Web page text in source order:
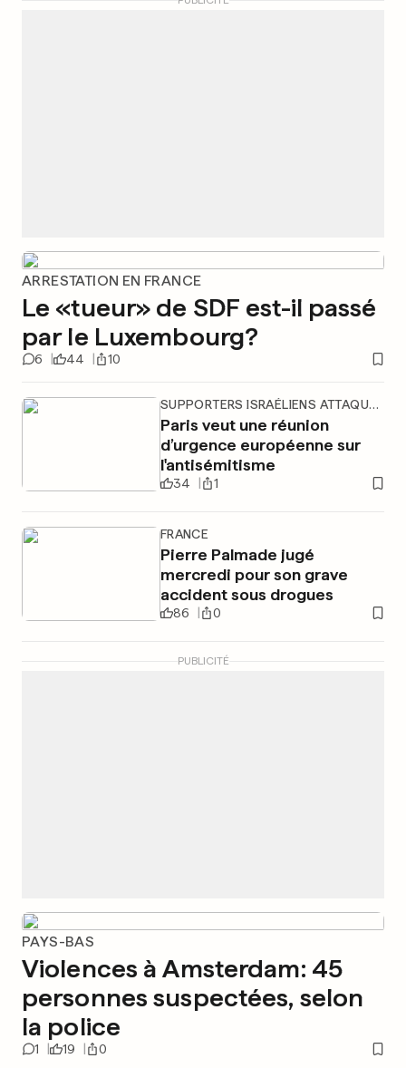
ARRESTATION EN FRANCE
Le «tueur» de SDF est-il passé
par le Luxembourg?
6 44 10
SUPPORTERS ISRAÉLIENS ATTAQUÉS
Paris veut une réunion
d’urgence européenne sur
l'antisémitisme
34 1
FRANCE
Pierre Palmade jugé
mercredi pour son grave
accident sous drogues
86 0
PUBLICITÉ
PAYS-BAS
Violences à Amsterdam: 45
personnes suspectées, selon
la police
1 19 0